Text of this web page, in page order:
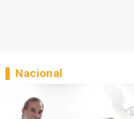
Nacional